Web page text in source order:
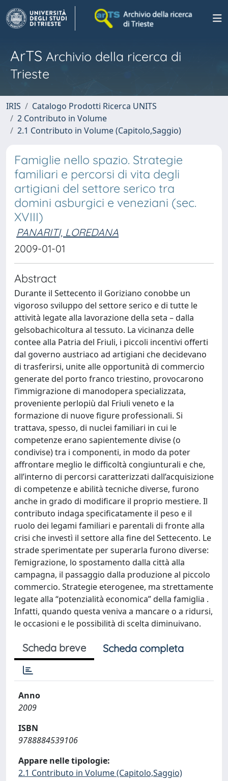
ArTS Archivio della ricerca di
Trieste
IRIS
Catalogo Prodotti Ricerca UNITS
2 Contributo in Volume
2.1 Contributo in Volume (Capitolo,Saggio)
Famiglie nello spazio. Strategie
familiari e percorsi di vita degli
artigiani del settore serico tra
domini asburgici e veneziani (sec.
XVIII)
PANARITI, LOREDANA
2009-01-01
Abstract
Durante il Settecento il Goriziano conobbe un
vigoroso sviluppo del settore serico e di tutte le
attività legate alla lavorazione della seta – dalla
gelsobachicoltura al tessuto. La vicinanza delle
contee alla Patria del Friuli, i piccoli incentivi offerti
dal governo austriaco ad artigiani che decidevano
di trasferirsi, unite alle opportunità di commercio
generate del porto franco triestino, provocarono
l’immigrazione di manodopera specializzata,
proveniente perlopiù dal Friuli veneto e la
formazione di nuove figure professionali. Si
trattava, spesso, di nuclei familiari in cui le
competenze erano sapientemente divise (o
condivise) tra i componenti, in modo da poter
affrontare meglio le difficoltà congiunturali e che,
all’interno di percorsi caratterizzati dall’acquisizione
di competenze e abilità tecniche diverse, furono
anche in grado di modificare il proprio mestiere. Il
contributo indaga specificatamente il peso e il
ruolo dei legami familiari e parentali di fronte alla
crisi che investì il settore alla fine del Settecento. Le
strade sperimentate per superarla furono diverse:
l’emigrazione, lo spostamento dalla città alla
campagna, il passaggio dalla produzione al piccolo
commercio. Strategie eterogenee, ma strettamente
legate alla “potenzialità economica” della famiglia .
Infatti, quando questa veniva a mancare o a ridursi,
le occasioni e le possibilità di scelta diminuivano.
Scheda breve Scheda completa
Anno
2009
ISBN
9788884539106
Appare nelle tipologie:
2.1 Contributo in Volume (Capitolo,Saggio)